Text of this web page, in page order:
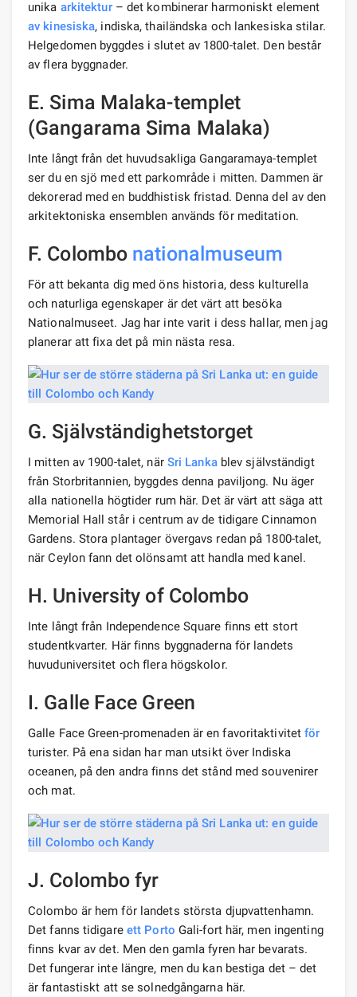
unika arkitektur– det kombinerar harmoniskt element
av kinesiska, indiska, thailändska och lankesiska stilar.
Helgedomen byggdes i slutet av 1800-talet. Den består
av flera byggnader.
E. Sima Malaka-templet
(Gangarama Sima Malaka)
Inte långt från det huvudsakliga Gangaramaya-templet
ser du en sjö med ett parkområde i mitten. Dammen är
dekorerad med en buddhistisk fristad. Denna del av den
arkitektoniska ensemblen används för meditation.
F. Colombo nationalmuseum
För att bekanta dig med öns historia, dess kulturella
och naturliga egenskaper är det värt att besöka
Nationalmuseet. Jag har inte varit i dess hallar, men jag
planerar att fixa det på min nästa resa.
G. Självständighetstorget
I mitten av 1900-talet, när Sri Lankablev självständigt
från Storbritannien, byggdes denna paviljong. Nu äger
alla nationella högtider rum här. Det är värt att säga att
Memorial Hall står i centrum av de tidigare Cinnamon
Gardens. Stora plantager övergavs redan på 1800-talet,
när Ceylon fann det olönsamt att handla med kanel.
H. University of Colombo
Inte långt från Independence Square finns ett stort
studentkvarter. Här finns byggnaderna för landets
huvuduniversitet och flera högskolor.
I. Galle Face Green
Galle Face Green-promenaden är en favoritaktivitetför
turister. På ena sidan har man utsikt över Indiska
oceanen, på den andra finns det stånd med souvenirer
och mat.
J. Colombo fyr
Colombo är hem för landets största djupvattenhamn.
Det fanns tidigare ett Porto Gali-fort här, men ingenting
finns kvar av det. Men den gamla fyren har bevarats.
Det fungerar inte längre, men du kan bestiga det – det
är fantastiskt att se solnedgångarna här.